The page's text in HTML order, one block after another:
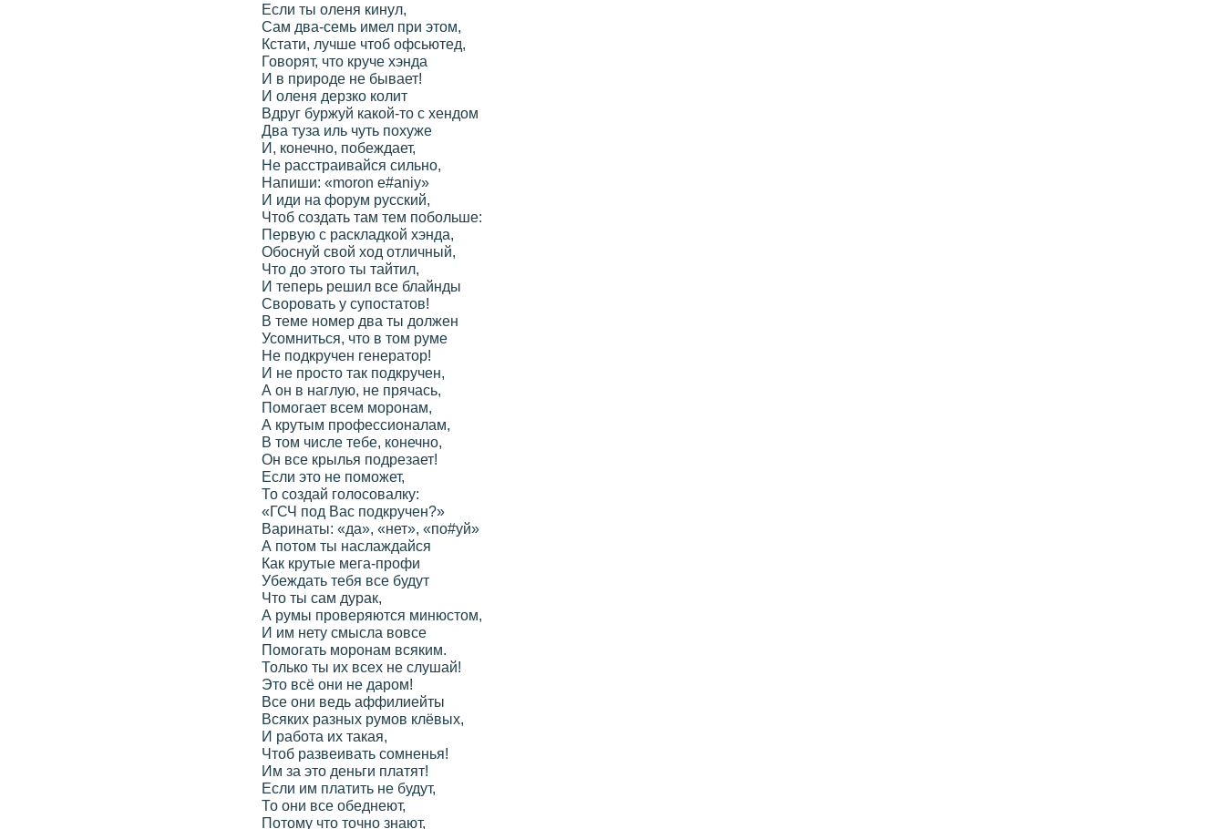
Если ты оленя кинул,
Сам два-семь имел при этом,
Кстати, лучше чтоб офсьютед,
Говорят, что круче хэнда
И в природе не бывает!
И оленя дерзко колит
Вдруг буржуй какой-то с хендом
Два туза иль чуть похуже
И, конечно, побеждает,
Не расстраивайся сильно,
Напиши: «moron e#aniy»
И иди на форум русский,
Чтоб создать там тем побольше:
Первую с раскладкой хэнда,
Обоснуй свой ход отличный,
Что до этого ты тайтил,
И теперь решил все блайнды
Своровать у супостатов!
В теме номер два ты должен
Усомниться, что в том руме
Не подкручен генератор!
И не просто так подкручен,
А он в наглую, не прячась,
Помогает всем моронам,
А крутым профессионалам,
В том числе тебе, конечно,
Он все крылья подрезает!
Если это не поможет,
То создай голосовалку:
«ГСЧ под Вас подкручен?»
Варинаты: «да», «нет», «по#уй»
А потом ты наслаждайся
Как крутые мега-профи
Убеждать тебя все будут
Что ты сам дурак,
А румы проверяются минюстом,
И им нету смысла вовсе
Помогать моронам всяким.
Только ты их всех не слушай!
Это всё они не даром!
Все они ведь аффилиейты
Всяких разных румов клёвых,
И работа их такая,
Чтоб развеивать сомненья!
Им за это деньги платят!
Если им платить не будут,
То они все обеднеют,
Потому что точно знают,